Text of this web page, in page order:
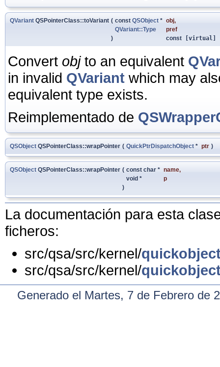
QVariant QSPointerClass::toVariant ( const QSObject * obj,
QVariant::Type
pref
)
const [virtual]
Convert objto an equivalent
in invalid QVariant which may
equivalent type exists.
Reimplementado de
QSObject QSPointerClass::wrapPointer ( QuickPtrDispatchObject * ptr )
QSObject QSPointerClass::wrapPointer ( const char * name,
void *
p
)
La documentación para esta
ficheros:
src/qsa/src/kernel/
src/qsa/src/kernel/
Generado el Martes, 7 de Febrero de